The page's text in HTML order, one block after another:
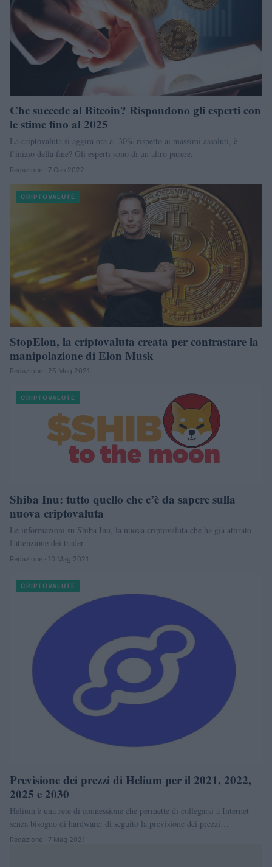
Che succede al Bitcoin? Rispondono gli esperti con
le stime fino al 2025
La criptovaluta si aggira ora a -30% rispetto ai massimi assoluti, è
l’inizio della fine? Gli esperti sono di un altro parere.
Redazione · 7 Gen 2022
CRIPTOVALUTE
StopElon, la criptovaluta creata per contrastare la
manipolazione di Elon Musk
Redazione · 25 Mag 2021
CRIPTOVALUTE
Shiba Inu: tutto quello che c’è da sapere sulla
nuova criptovaluta
Le informazioni su Shiba Inu, la nuova criptovaluta che ha già attirato
l'attenzione dei trader.
Redazione · 10 Mag 2021
CRIPTOVALUTE
Previsione dei prezzi di Helium per il 2021, 2022,
2025 e 2030
Helium è una rete di connessione che permette di collegarsi a Internet
senza bisogno di hardware: di seguito la previsione dei prezzi…
Redazione · 7 Mag 2021